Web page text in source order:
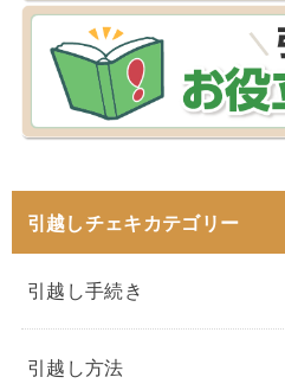
引越しチェキカテゴリー
引越し手続き
引越し方法